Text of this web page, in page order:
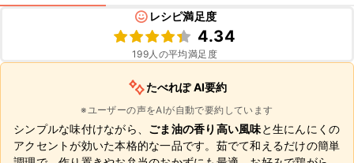
レシピ満足度
4.34
199人の平均満足度
たべれぽ AI要約
※ユーザーの声をAIが自動で要約しています
シンプルな味付けながら、 ごま油の香り高い風味と生にんにくの
アクセントが効いた本格的な一品です。茹でて和えるだけの簡単